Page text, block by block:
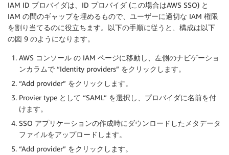
IAM ID プロバイダは、ID プロバイダ (この場合はAWS SSO) と
IAM の間のギャップを埋めるもので、ユーザーに適切な IAM 権限
を割り当てるのに役立ちます。以下の手順に従うと、構成は以下
の図 9 のようになります。
AWS コンソール の IAM ページに移動し、左側のナビゲーショ
ンカラムで “Identity providers” をクリックします。
“Add provider” をクリックします。
Provier type として “SAML” を選択し、プロバイダに名前を付
けます。
SSO アプリケーションの作成時にダウンロードしたメタデータ
ファイルをアップロードします。
“Add provider” をクリックします。